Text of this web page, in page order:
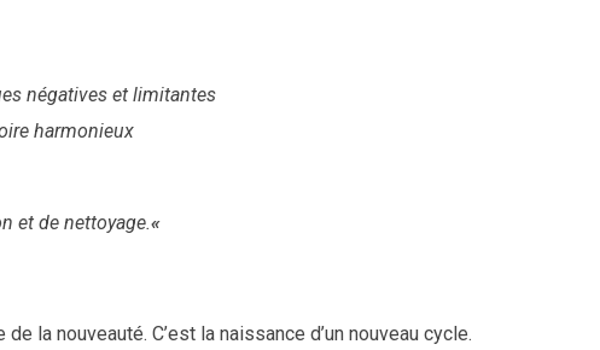
négatives et limitantes
harmonieux
et de nettoyage.«
la nouveauté. C’est la naissance d’un nouveau cycle.